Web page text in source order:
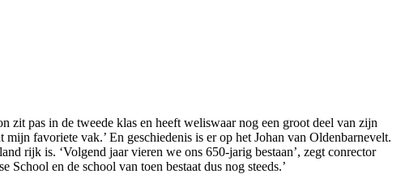
zit pas in de tweede klas en heeft weliswaar nog een groot deel van zijn
favoriete vak.’ En geschiedenis is er op het Johan van Oldenbarnevelt.
rijk is. ‘Volgend jaar vieren we ons 650-jarig bestaan’, zegt conrector
en de school van toen bestaat dus nog steeds.’